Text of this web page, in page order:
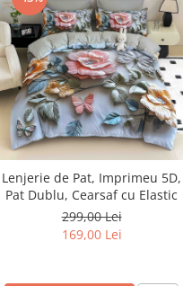
Lenjerie de Pat, Imprimeu 5D,
Pat Dublu, Cearsaf cu Elastic
299,00 Lei
169,00 Lei